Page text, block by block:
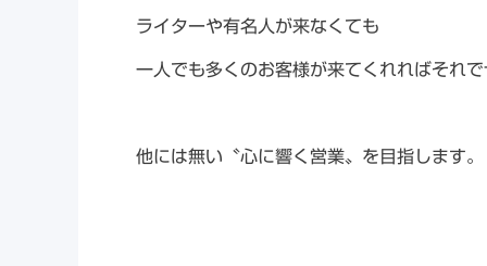
ライターや有名人が来なくても
一人でも多くのお客様が来てくれればそれ
他には無い〝心に響く営業〟を目指します。